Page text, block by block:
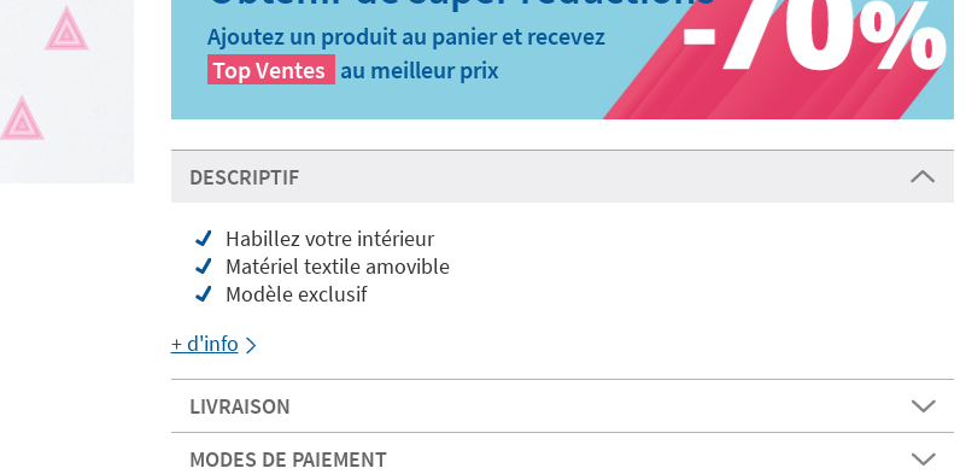
Ajoutez un produit au panier et recevez
Top Ventes au meilleur prix
DESCRIPTIF
Habillez votre intérieur
Matériel textile amovible
Modèle exclusif
+ d'info
LIVRAISON
MODES DE PAIEMENT